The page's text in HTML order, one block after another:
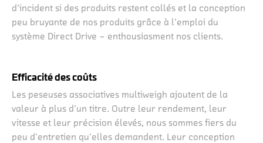
d’incident si des produits restent collés et la conception
peu bruyante de nos produits grâce à l’emploi du
système Direct Drive – enthousiasment nos clients.
Efficacité des coûts
Les peseuses associatives multiweigh ajoutent de la
valeur à plus d’un titre. Outre leur rendement, leur
vitesse et leur précision élevés, nous sommes fiers du
peu d’entretien qu’elles demandent. Leur conception